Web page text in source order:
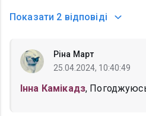
Показати 2 відповіді
Ріна Март
25.04.2024, 10:40:49
Інна Камікадз, Погоджуюсь